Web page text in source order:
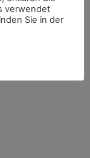
verwendet
Sie in der